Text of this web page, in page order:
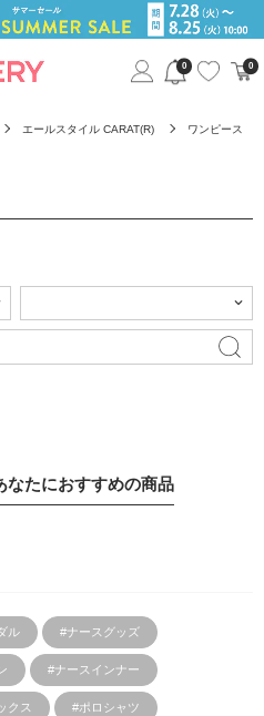
0 0
エールスタイル CARAT(R) ワンピース
なたにおすすめの商品
ル #ナースグッズ
#ナースインナー
クス #ポロシャツ